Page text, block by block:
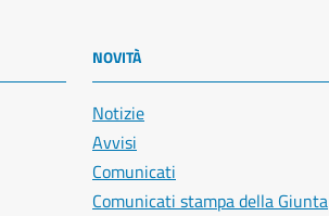
NOVITÀ
Notizie
Avvisi
Comunicati
Comunicati stampa della Giunta